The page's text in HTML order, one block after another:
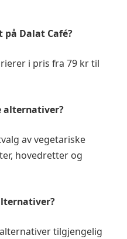
på Dalat Café?
i pris fra 79 kr til
alternativer?
av vegetariske
hovedretter og
tilgjengelig